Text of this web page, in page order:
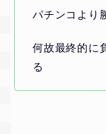
パチンコより
何故最終的に
る